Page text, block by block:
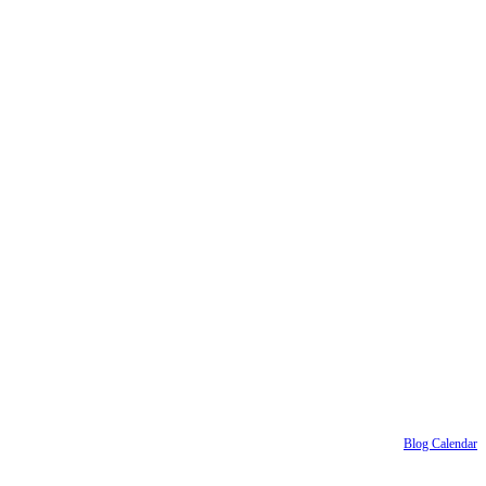
Blog Calendar